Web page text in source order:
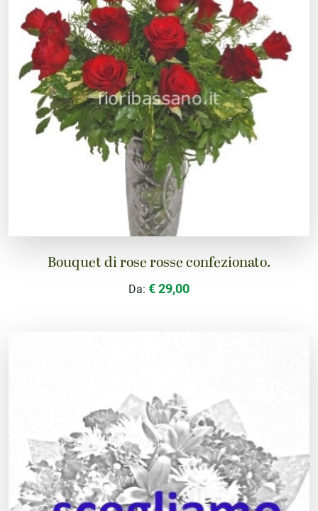
Bouquet di rose rosse confezionato.
Da: € 29,00